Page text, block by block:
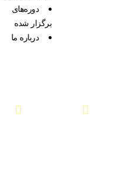
دوره‌های
برگزار شده
درباره ما